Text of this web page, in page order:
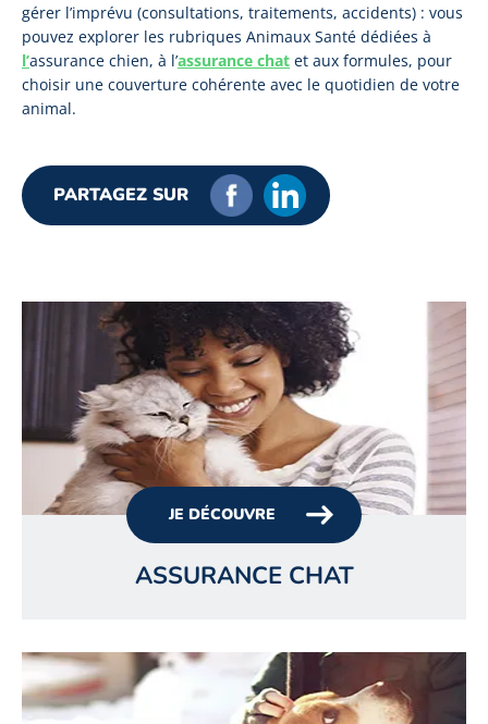
gérer l’imprévu (consultations, traitements, accidents) : vous
pouvez explorer les rubriques Animaux Santé dédiées à
l’assurance chien, à l’assurance chat et aux formules, pour
choisir une couverture cohérente avec le quotidien de votre
animal.
PARTAGEZ SUR
JE DÉCOUVRE
ASSURANCE CHAT